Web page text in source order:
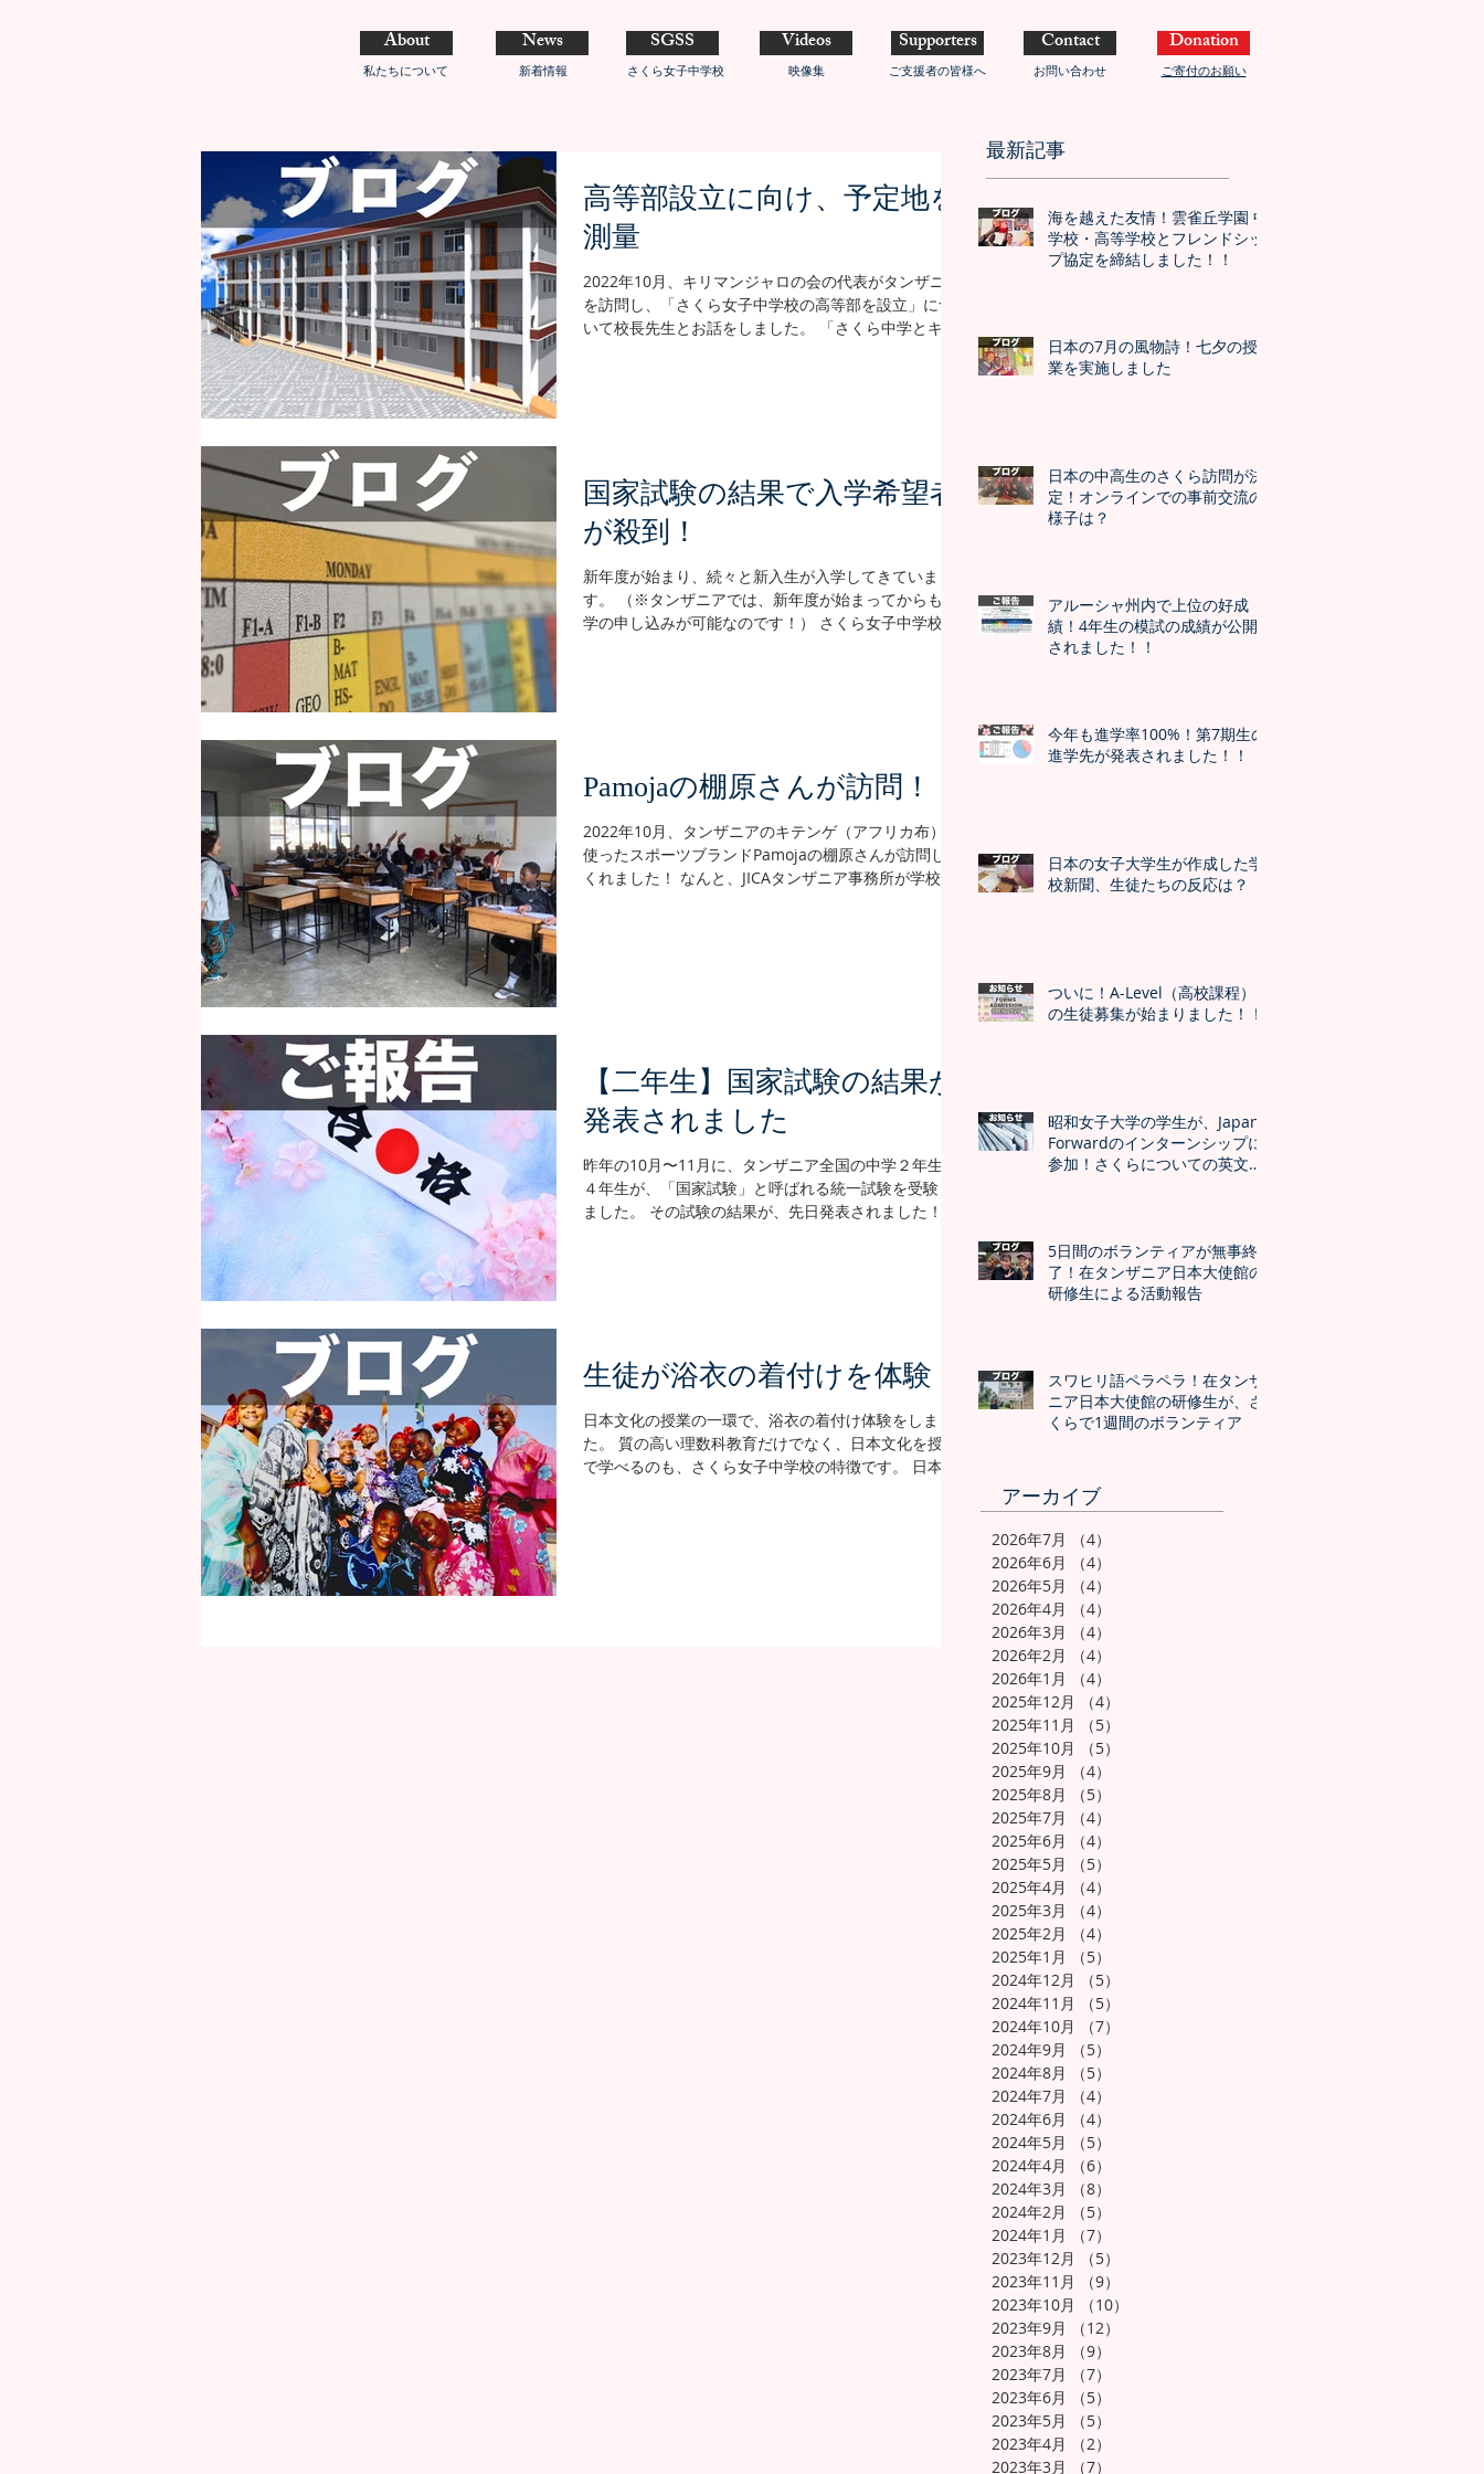
About
私たちについて
News
新着情報
SGSS
さくら女子中学校
Videos
映像集
Supporters
ご支援者の皆様へ
Contact
お問い合わせ
Donation
ご寄付のお願い
高等部設立に向け、予定地を
測量
2022年10月、キリマンジャロの会の代表がタンザニア
を訪問し、「さくら女子中学校の高等部を設立」につ
いて校長先生とお話をしました。 「さくら中学とキリ
国家試験の結果で入学希望者
が殺到！
新年度が始まり、続々と新入生が入学してきていま
す。 （※タンザニアでは、新年度が始まってからも入
学の申し込みが可能なのです！） さくら女子中学校に
Pamojaの棚原さんが訪問！
2022年10月、タンザニアのキテンゲ（アフリカ布）を
使ったスポーツブランドPamojaの棚原さんが訪問して
くれました！ なんと、JICAタンザニア事務所が学校に
【二年生】国家試験の結果が
発表されました
昨年の10月〜11月に、タンザニア全国の中学２年生と
４年生が、「国家試験」と呼ばれる統一試験を受験し
ました。 その試験の結果が、先日発表されました！ 試
生徒が浴衣の着付けを体験！
日本文化の授業の一環で、浴衣の着付け体験をしまし
た。 質の高い理数科教育だけでなく、日本文化を授業
で学べるのも、さくら女子中学校の特徴です。 日本か
最新記事
海を越えた友情！雲雀丘学園 中
学校・高等学校とフレンドシッ
プ協定を締結しました！！
日本の7月の風物詩！七夕の授
業を実施しました
日本の中高生のさくら訪問が決
定！オンラインでの事前交流の
様子は？
アルーシャ州内で上位の好成
績！4年生の模試の成績が公開
されました！！
今年も進学率100%！第7期生の
進学先が発表されました！！
日本の女子大学生が作成した学
校新聞、生徒たちの反応は？
ついに！A-Level（高校課程）
の生徒募集が始まりました！！
昭和女子大学の学生が、Japan
Forwardのインターンシップに
参加！さくらについての英文記
5日間のボランティアが無事終
了！在タンザニア日本大使館の
研修生による活動報告
スワヒリ語ペラペラ！在タンザ
ニア日本大使館の研修生が、さ
くらで1週間のボランティア
アーカイブ
2026年7月 （4）
2026年6月
（4）
2026年5月
（4）
2026年4月
（4）
2026年3月
（4）
2026年2月
（4）
2026年1月
（4）
2025年12月
（4）
2025年11月
（5）
2025年10月
（5）
2025年9月
（4）
2025年8月
（5）
2025年7月
（4）
2025年6月
（4）
2025年5月
（5）
2025年4月
（4）
2025年3月
（4）
2025年2月
（4）
2025年1月
（5）
2024年12月
（5）
2024年11月
（5）
2024年10月
（7）
2024年9月
（5）
2024年8月
（5）
2024年7月
（4）
2024年6月
（4）
2024年5月
（5）
2024年4月
（6）
2024年3月
（8）
2024年2月
（5）
2024年1月
（7）
2023年12月
（5）
2023年11月
（9）
2023年10月
（10）
2023年9月
（12）
2023年8月
（9）
2023年7月
（7）
2023年6月
（5）
2023年5月
（5）
2023年4月
（2）
2023年3月
（7）